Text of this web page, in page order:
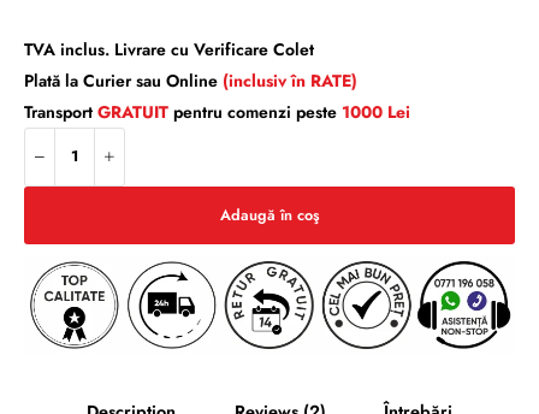
TVA inclus. Livrare cu Verificare Colet
Plată la Curier sau Online (inclusiv în RATE)
Transport GRATUIT pentru comenzi peste 1000 Lei
Adaugă în coş